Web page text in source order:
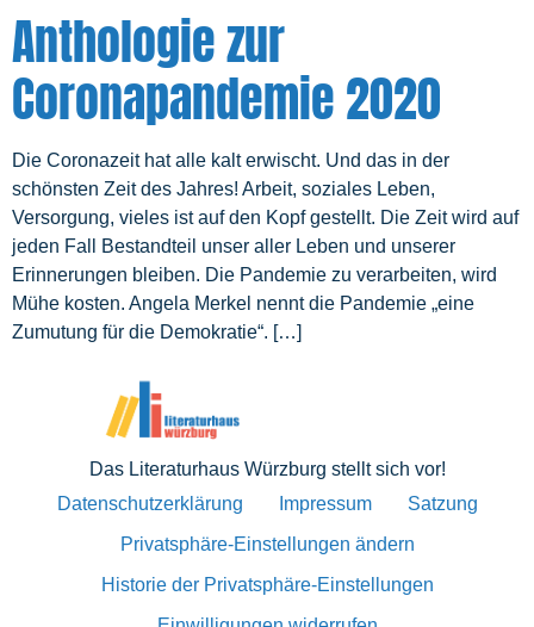
Anthologie zur
Coronapandemie 2020
Die Coronazeit hat alle kalt erwischt. Und das in der
schönsten Zeit des Jahres! Arbeit, soziales Leben,
Versorgung, vieles ist auf den Kopf gestellt. Die Zeit wird auf
jeden Fall Bestandteil unser aller Leben und unserer
Erinnerungen bleiben. Die Pandemie zu verarbeiten, wird
Mühe kosten. Angela Merkel nennt die Pandemie „eine
Zumutung für die Demokratie“. […]
Das Literaturhaus Würzburg stellt sich vor!
Datenschutzerklärung
Impressum
Satzung
Privatsphäre-Einstellungen ändern
Historie der Privatsphäre-Einstellungen